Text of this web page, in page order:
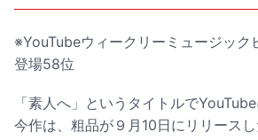
※YouTubeウィークリーミュージック
登場58位
「素人へ」というタイトルで
今作は、粗品が９月10日にリリース